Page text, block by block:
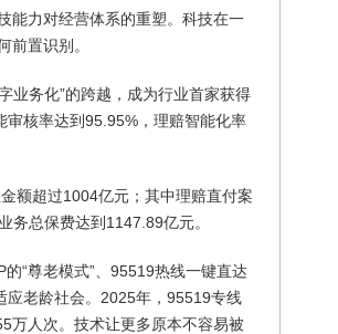
能力对经营体系的重塑。科技在一
前置识别。
业务化”的跨越，成为行业首家获得
核率达到95.95%，理赔智能化率
额超过1004亿元；其中理赔直付案
务总保费达到1147.89亿元。
“尊老模式”、95519热线一键直达
应老龄社会。2025年，95519专线
万人次。技术让更多原本不容易被